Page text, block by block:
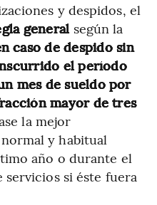
y despidos, el
general según la
caso de despido sin
el período
mes de sueldo por
mayor de tres
la mejor
y habitual
año o durante el
si éste fuera